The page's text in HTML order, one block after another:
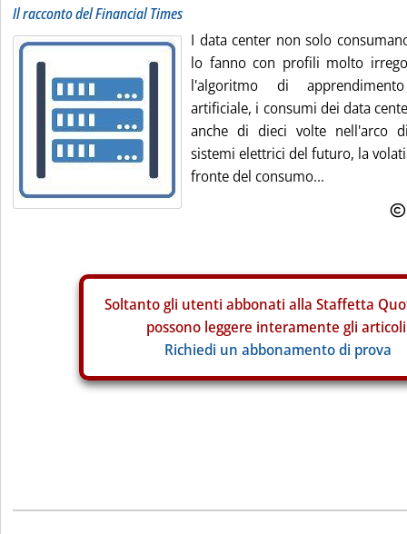
Il racconto del Financial Times
I data center non solo
lo fanno con profili molto
l'algoritmo di
artificiale, i consumi dei data
anche di dieci volte nell'arco
sistemi elettrici del futuro, la
fronte del consumo...
Soltanto gli utenti abbonati alla Staffetta
possono leggere interamente gli
Richiedi un abbonamento di prova